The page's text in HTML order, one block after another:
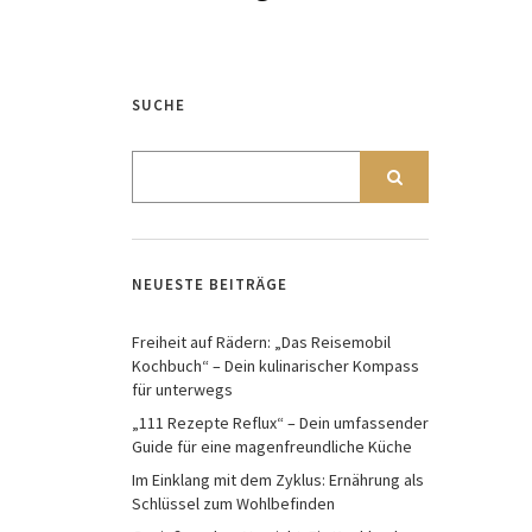
SUCHE
NEUESTE BEITRÄGE
Freiheit auf Rädern: „Das Reisemobil
Kochbuch“ – Dein kulinarischer Kompass
für unterwegs
„111 Rezepte Reflux“ – Dein umfassender
Guide für eine magenfreundliche Küche
Im Einklang mit dem Zyklus: Ernährung als
Schlüssel zum Wohlbefinden